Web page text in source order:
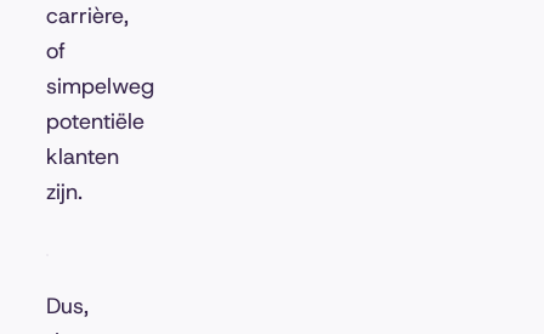
carrière,
of
simpelweg
potentiële
klanten
zijn.
Dus,